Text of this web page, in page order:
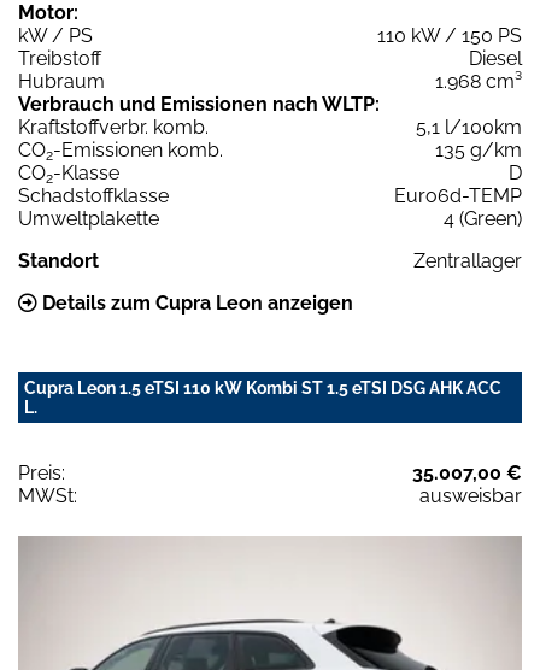
Motor:
kW / PS
110 kW / 150 PS
Treibstoff
Diesel
Hubraum
1.968 cm³
Verbrauch und Emissionen nach WLTP:
Kraftstoffverbr. komb.
5,1 l/100km
CO2-Emissionen komb.
135 g/km
CO2-Klasse
D
Schadstoffklasse
Euro6d-TEMP
Umweltplakette
4 (Green)
Standort
Zentrallager
Details zum Cupra Leon anzeigen
Cupra Leon 1.5 eTSI 110 kW Kombi ST 1.5 eTSI DSG AHK ACC
L.
Preis:
35.007,00 €
MWSt:
ausweisbar